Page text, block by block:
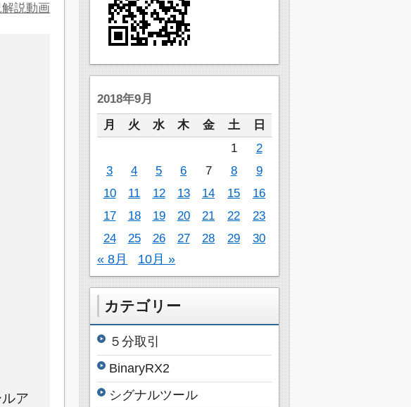
説動画
ア
2018年9月
月
火 水 木 金 土
日
1
2
3
4 5 6 7 8
9
10
11 12 13 14 15
16
17
18 19 20 21 22
23
24
25 26 27 28 29 30
« 8月 10月 »
カテゴリー
５分取引
BinaryRX2
シグナルツール